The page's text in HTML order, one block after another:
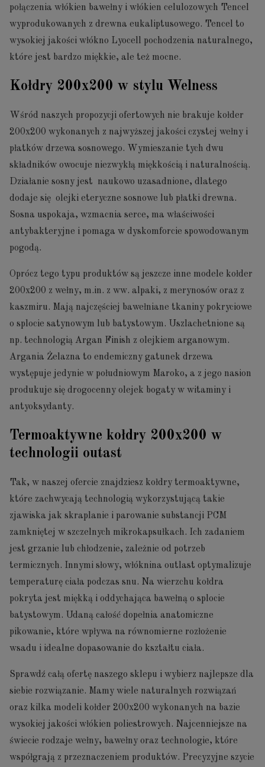
połączenia włókien bawełny i włókien celulozowych Tencel
wyprodukowanych z drewna eukaliptusowego. Tencel to
wysokiej jakości włókno Lyocell pochodzenia naturalnego,
które jest bardzo miękkie, ale też mocne.
Kołdry 200x200 w stylu Welness
Wśród naszych propozycji ofertowych nie brakuje kołder
200x200 wykonanych z najwyższej jakości czystej wełny i
płatków drzewa sosnowego. Wymieszanie tych dwu
składników owocuje niezwykłą miękkością i naturalnością.
Działanie sosny jest naukowo uzasadnione, dlatego
dodaje się olejki eteryczne sosnowe lub płatki drewna.
Sosna uspokaja, wzmacnia serce, ma właściwości
antybakteryjne i pomaga w dyskomforcie spowodowanym
pogodą.
Oprócz tego typu produktów są jeszcze inne modele kołder
200x200 z wełny, m.in. z ww. alpaki, z merynosów oraz z
kaszmiru. Mają najczęściej bawełniane tkaniny pokryciowe
o splocie satynowym lub batystowym. Uszlachetnione są
np. technologią Argan Finish z olejkiem arganowym.
Argania Żelazna to endemiczny gatunek drzewa
występuje jedynie w południowym Maroko, a z jego nasion
produkuje się drogocenny olejek bogaty w witaminy i
antyoksydanty.
Termoaktywne kołdry 200x200 w
technologii outast
Tak, w naszej ofercie znajdziesz kołdry termoaktywne,
które zachwycają technologią wykorzystującą takie
zjawiska jak skraplanie i parowanie substancji PCM
zamkniętej w szczelnych mikrokapsułkach. Ich zadaniem
jest grzanie lub chłodzenie, zależnie od potrzeb
termicznych. Innymi słowy, włóknina outlast optymalizuje
temperaturę ciała podczas snu. Na wierzchu kołdra
pokryta jest miękką i oddychająca bawełną o splocie
batystowym. Udaną całość dopełnia anatomiczne
pikowanie, które wpływa na równomierne rozłożenie
wsadu i idealne dopasowanie do kształtu ciała.
Sprawdź całą ofertę naszego sklepu i wybierz najlepsze dla
siebie rozwiązanie. Mamy wiele naturalnych rozwiązań
oraz kilka modeli kołder 200x200 wykonanych na bazie
wysokiej jakości włókien poliestrowych. Najcenniejsze na
świecie rodzaje wełny, bawełny oraz technologie, które
współgrają z przeznaczeniem produktów. Precyzyjne szycie